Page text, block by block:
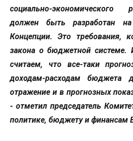
социально-экономического
должен быть разработан
Концепции. Это требования,
закона о бюджетной системе.
считаем, что все-таки
доходам-расходам бюджета
отражение и в прогнозных
- отметил председатель
политике, бюджету и финансам